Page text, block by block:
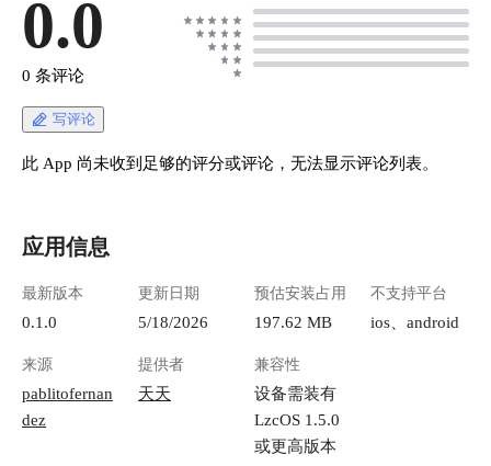
0.0
0 条评论
写评论
此 App 尚未收到足够的评分或评论，无法显示评论列表。
应用信息
最新版本
0.1.0
更新日期
5/18/2026
预估安装占用
197.62 MB
不支持平台
ios、android
来源
pablitofernan
dez
提供者
天天
兼容性
设备需装有
LzcOS 1.5.0
或更高版本